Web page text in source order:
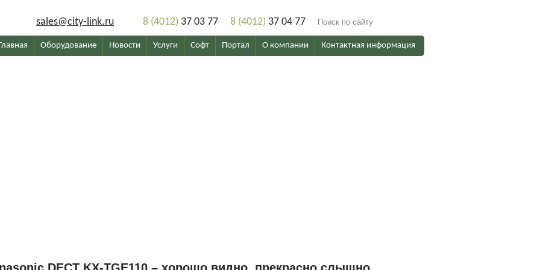
sales@city-link.ru 8 (4012) 37 03 77 8 (4012) 37 04 77
Оборудование Новости Услуги Софт Портал О компании Контактная информация